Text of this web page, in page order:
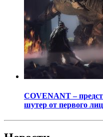
COVENANT –
шутер от первого